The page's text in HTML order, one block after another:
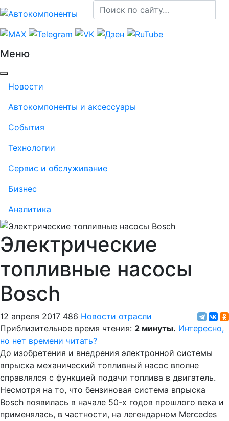
Меню
Новости
Автокомпоненты и аксессуары
События
Технологии
Сервис и обслуживание
Бизнес
Аналитика
Электрические
топливные насосы
Bosch
12 апреля 2017 486 Новости отрасли
Приблизительное время чтения: 2 минуты. Интересно,
но нет времени читать?
До изобретения и внедрения электронной системы
впрыска механический топливный насос вполне
справлялся с функцией подачи топлива в двигатель.
Несмотря на то, что бензиновая система впрыска
Bosch появилась в начале 50-х годов прошлого века и
применялась, в частности, на легендарном Mercedes